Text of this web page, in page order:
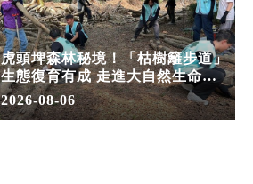
虎頭埤森林秘境！「枯樹籬步道」
生態復育有成 走進大自然生命教
室
2026-08-06